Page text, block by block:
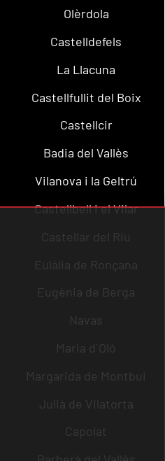
Olèrdola
Castelldefels
La Llacuna
Castellfullit del Boix
Castellcir
Badia del Vallès
Vilanova i la Geltrú
Castellbell i el Vilar
Castellar del Riu
Eulàlia de Ronçana
Eugènia de Berga
Navas
Maria d´Oló
Margarida de Montbui
Julià de Vilatorta
Capolat